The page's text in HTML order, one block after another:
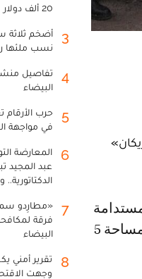
«ميريكان»
وجماعة الدار البيضاء، يمتد على مساحة 12 هكتارا وسيضم مدارا رياضيا بمساحة 5
20 ألف دولار
3
أضخم
نسب ملئها
4
تفاصيل
البيضاء
5
حرب
في مواجهة
6
المعارضة
عبد
7
«مطارِدو
فرقة
البيضاء
8
تقرير أمني
وجهت